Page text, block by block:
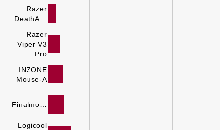
Razer
DeathA…
Razer
Viper V3
Pro
INZONE
Mouse-A
Finalmo…
Logicool